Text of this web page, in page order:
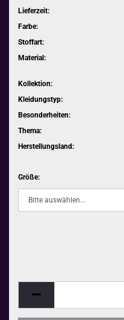
Lieferzeit:
Farbe:
Stoffart:
Material:
Kollektion:
Kleidungstyp:
Besonderheiten:
Thema:
Herstellungsland:
Größe: